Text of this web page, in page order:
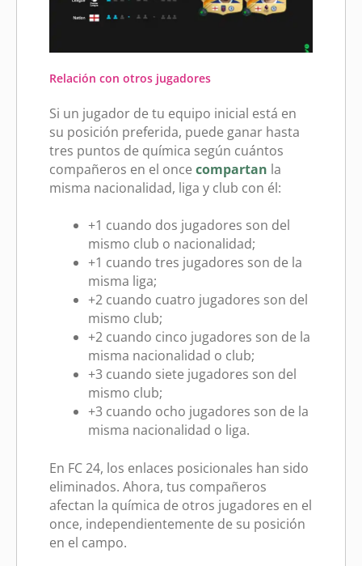
Relación con otros jugadores
Si un jugador de tu equipo inicial está en
su posición preferida, puede ganar hasta
tres puntos de química según cuántos
compañeros en el once compartan la
misma nacionalidad, liga y club con él:
+1 cuando dos jugadores son del
mismo club o nacionalidad;
+1 cuando tres jugadores son de la
misma liga;
+2 cuando cuatro jugadores son del
mismo club;
+2 cuando cinco jugadores son de la
misma nacionalidad o club;
+3 cuando siete jugadores son del
mismo club;
+3 cuando ocho jugadores son de la
misma nacionalidad o liga.
En FC 24, los enlaces posicionales han sido
eliminados. Ahora, tus compañeros
afectan la química de otros jugadores en el
once, independientemente de su posición
en el campo.